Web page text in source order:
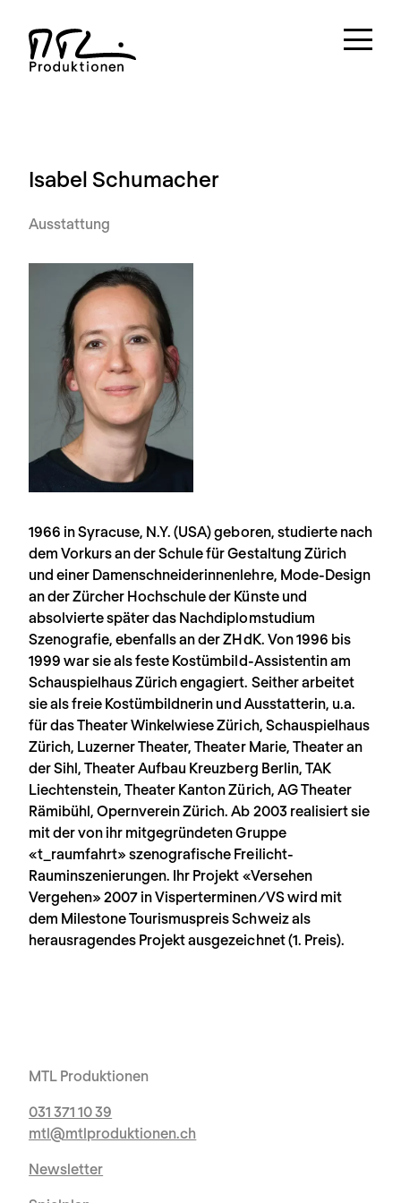
Isabel Schumacher
Ausstattung
1966 in Syracuse, N.Y. (USA) geboren, studierte nach
dem Vorkurs an der Schule für Gestaltung Zürich
und einer Damenschneiderinnenlehre, Mode-Design
an der Zürcher Hochschule der Künste und
absolvierte später das Nachdiplomstudium
Szenografie, ebenfalls an der ZHdK. Von 1996 bis
1999 war sie als feste Kostümbild-Assistentin am
Schauspielhaus Zürich engagiert. Seither arbeitet
sie als freie Kostümbildnerin und Ausstatterin, u.a.
für das Theater Winkelwiese Zürich, Schauspielhaus
Zürich, Luzerner Theater, Theater Marie, Theater an
der Sihl, Theater Aufbau Kreuzberg Berlin, TAK
Liechtenstein, Theater Kanton Zürich, AG Theater
Rämibühl, Opernverein Zürich. Ab 2003 realisiert sie
mit der von ihr mitgegründeten Gruppe
«t_raumfahrt» szenografische Freilicht-
Rauminszenierungen. Ihr Projekt «Versehen
Vergehen» 2007 in Visperterminen/VS wird mit
dem Milestone Tourismuspreis Schweiz als
herausragendes Projekt ausgezeichnet (1. Preis).
MTL Produktionen
031 371 10 39
mtl@mtlproduktionen.ch
Newsletter